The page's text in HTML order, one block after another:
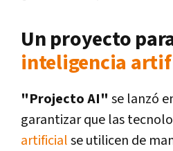
Un proyecto
inteligencia
"Projecto AI" se lanzó
garantizar que las
artificialse utilicen de